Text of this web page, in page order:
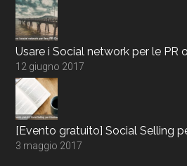
Usare i Social network per le PR
12 giugno 2017
[Evento gratuito] Social Selling
3 maggio 2017